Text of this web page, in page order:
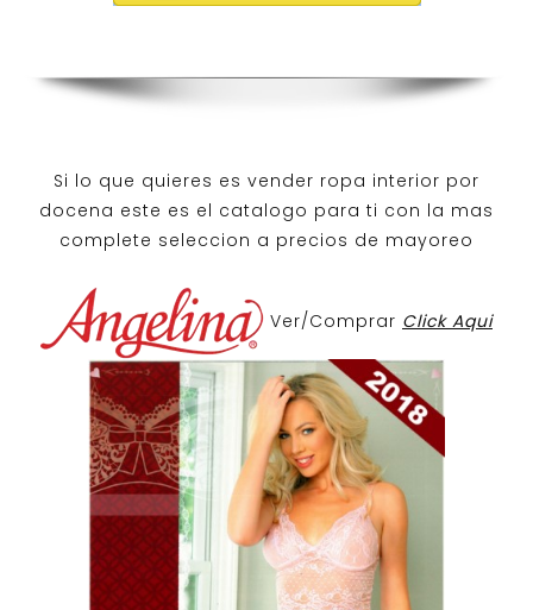
Si lo que quieres es vender ropa interior por
docena este es el catalogo para ti con la mas
complete seleccion a precios de mayoreo
Ver/Comprar Click Aqui